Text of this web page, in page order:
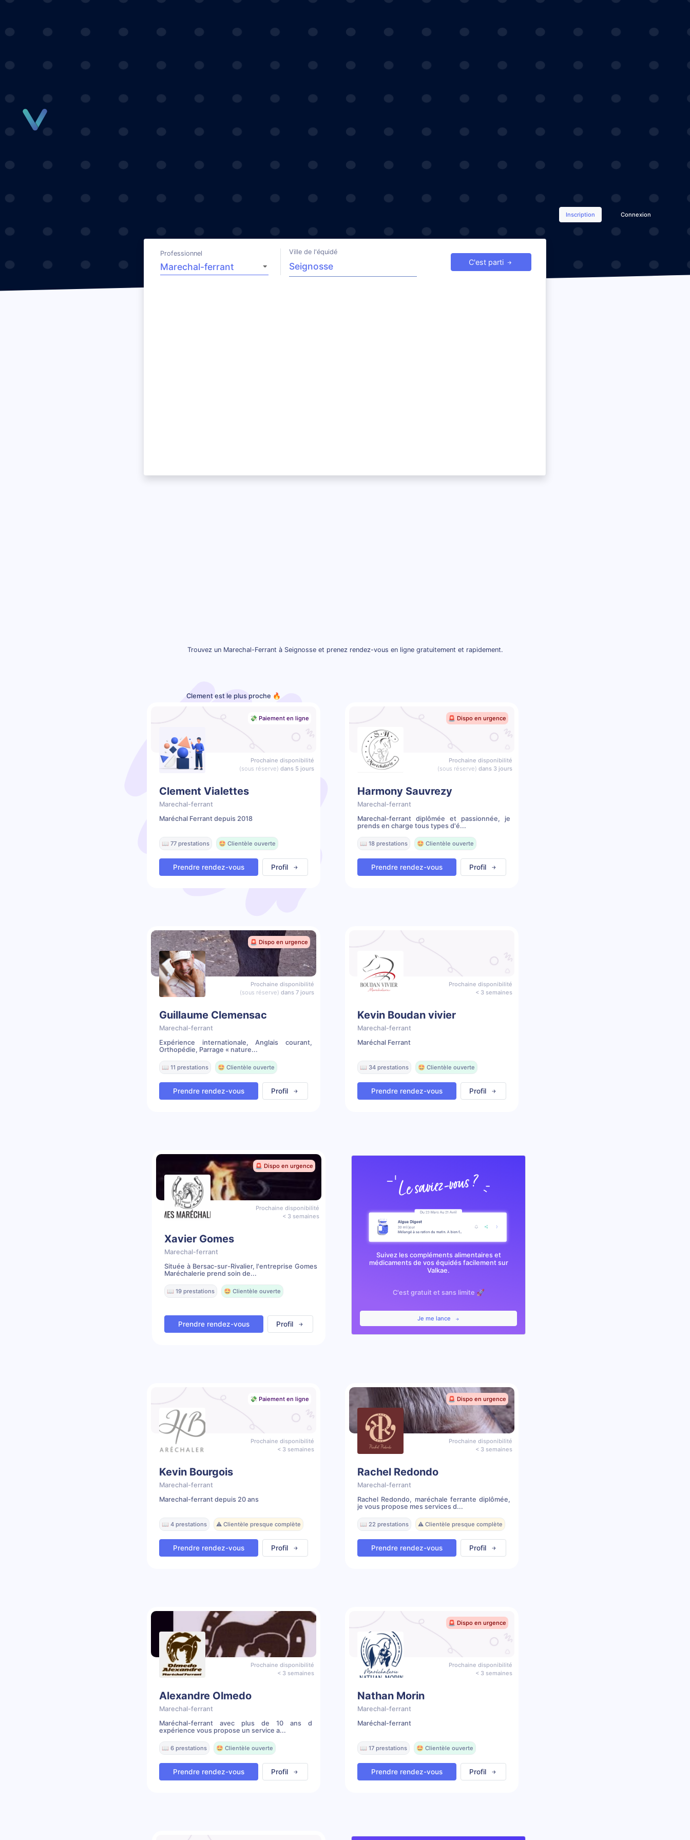
Inscription Connexion
Professionnel Ville de l'équidé
C'est parti
Trouvez un Marechal-Ferrant à Seignosse et prenez rendez-vous en ligne gratuitement et rapidement.
Clement est le plus proche 🔥
💸 Paiement en ligne
Prochaine disponibilité
(sous réserve) dans 5 jours
Clement Vialettes
Marechal-ferrant
Maréchal Ferrant depuis 2018
📖 77 prestations 🤩 Clientèle ouverte
Prendre rendez-vous Profil
🚨 Dispo en urgence
Prochaine disponibilité
(sous réserve) dans 3 jours
Harmony Sauvrezy
Marechal-ferrant
Marechal-ferrant diplômée et passionnée, je
prends en charge tous types d'é...
📖 18 prestations 🤩 Clientèle ouverte
Prendre rendez-vous Profil
🚨 Dispo en urgence
Prochaine disponibilité
(sous réserve) dans 7 jours
Guillaume Clemensac
Marechal-ferrant
Expérience internationale, Anglais courant,
Orthopédie, Parrage « nature...
📖 11 prestations 🤩 Clientèle ouverte
Prendre rendez-vous Profil
Prochaine disponibilité
< 3 semaines
Kevin Boudan vivier
Marechal-ferrant
Maréchal Ferrant
📖 34 prestations 🤩 Clientèle ouverte
Prendre rendez-vous Profil
🚨 Dispo en urgence
Prochaine disponibilité
< 3 semaines
Xavier Gomes
Marechal-ferrant
Située à Bersac-sur-Rivalier, l'entreprise Gomes
Maréchalerie prend soin de...
📖 19 prestations 🤩 Clientèle ouverte
Prendre rendez-vous Profil
Suivez les compléments alimentaires et
médicaments de vos équidés facilement sur
Valkae.
C'est gratuit et sans limite 🚀
Je me lance
💸 Paiement en ligne
Prochaine disponibilité
< 3 semaines
Kevin Bourgois
Marechal-ferrant
Marechal-ferrant depuis 20 ans
📖 4 prestations ⚠️ Clientèle presque complète
Prendre rendez-vous Profil
🚨 Dispo en urgence
Prochaine disponibilité
< 3 semaines
Rachel Redondo
Marechal-ferrant
Rachel Redondo, maréchale ferrante diplômée,
je vous propose mes services d...
📖 22 prestations ⚠️ Clientèle presque complète
Prendre rendez-vous Profil
Prochaine disponibilité
< 3 semaines
Alexandre Olmedo
Marechal-ferrant
Maréchal-ferrant avec plus de 10 ans d
expérience vous propose un service a...
📖 6 prestations 🤩 Clientèle ouverte
Prendre rendez-vous Profil
🚨 Dispo en urgence
Prochaine disponibilité
< 3 semaines
Nathan Morin
Marechal-ferrant
Maréchal-ferrant
📖 17 prestations 🤩 Clientèle ouverte
Prendre rendez-vous Profil